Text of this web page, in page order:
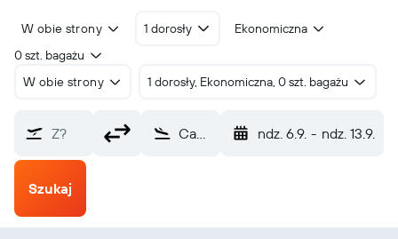
W obie strony 1 dorosły
Ekonomiczna
0 szt. bagażu
W obie strony
1 dorosły, Ekonomiczna, 0 szt. bagażu
Z? Cayo Las Brujas (BWW) ndz. 6.9. - ndz. 13.9.
Szukaj